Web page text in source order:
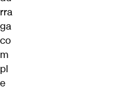
rra
ga
co
m
pl
e